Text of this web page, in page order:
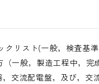
クリスト(一般，検査基
一般，製造工程中，完
交流配電盤，及び，交